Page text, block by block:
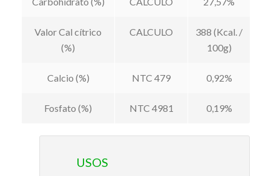
Valor Cal cítrico
(%)
CALCULO
388 (Kcal. /
100g)
Calcio (%) NTC 479 0,92%
Fosfato (%) NTC 4981 0,19%
USOS